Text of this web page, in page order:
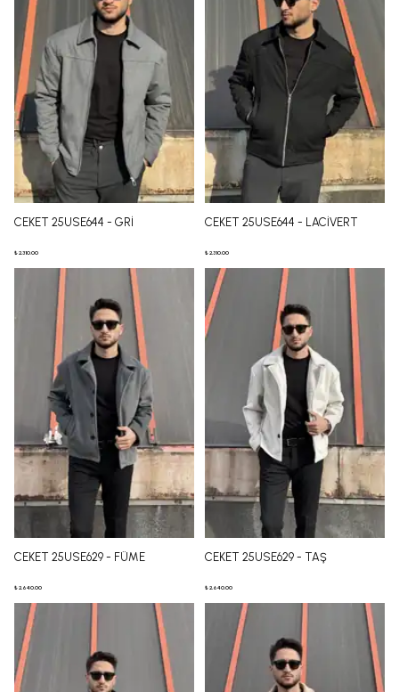
CEKET 25USE644 - GRİ
₺ 2,310.00
CEKET 25USE644 - LACİVERT
₺ 2,310.00
CEKET 25USE629 - FÜME
₺ 2,640.00
CEKET 25USE629 - TAŞ
₺ 2,640.00